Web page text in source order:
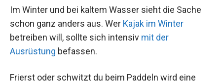
Im Winter und bei kaltem Wasser sieht die Sache
schon ganz anders aus. Wer Kajak im Winter
betreiben will, sollte sich intensiv mit der
Ausrüstung befassen.
Frierst oder schwitzt du beim Paddeln wird eine